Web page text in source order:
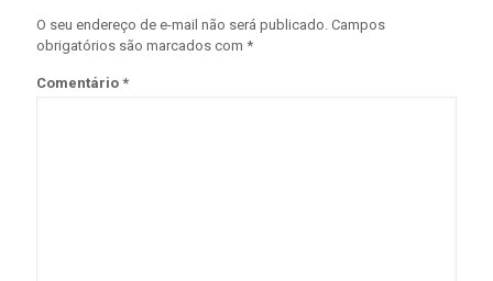
O seu endereço de e-mail não será publicado. Campos
obrigatórios são marcados com *
Comentário *